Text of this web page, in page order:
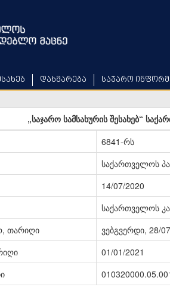
დახმარება საჯარო
„საჯარო სამსახურის შესახებ“
6841-რს
საქართველოს
14/07/2020
საქართველოს
თარიღი
ვებგვერდი, 28/
01/01/2021